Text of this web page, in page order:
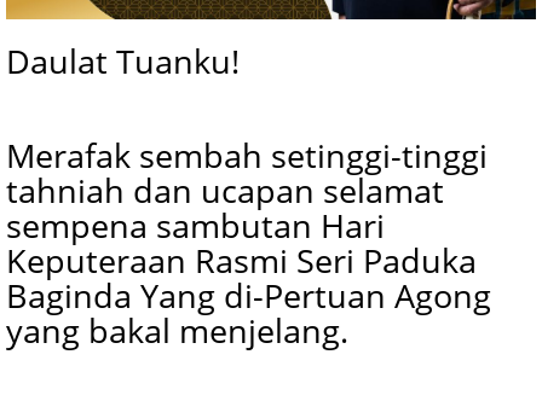
Daulat Tuanku!
Merafak sembah setinggi-tinggi
tahniah dan ucapan selamat
sempena sambutan Hari
Keputeraan Rasmi Seri Paduka
Baginda Yang di-Pertuan Agong
yang bakal menjelang.